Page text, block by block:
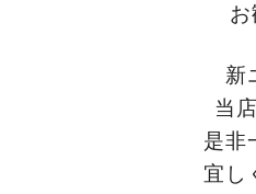
新
当
是非
宜し